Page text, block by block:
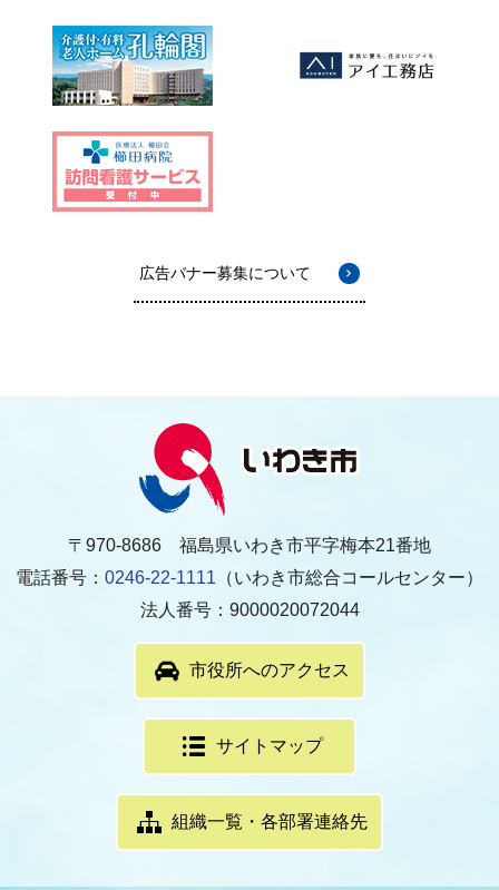
広告バナー募集について
〒970-8686 福島県いわき市平字梅本21番地
電話番号： 0246-22-1111 （いわき市総合コールセンター）
法人番号：9000020072044
市役所へのアクセス
サイトマップ
組織一覧・各部署連絡先